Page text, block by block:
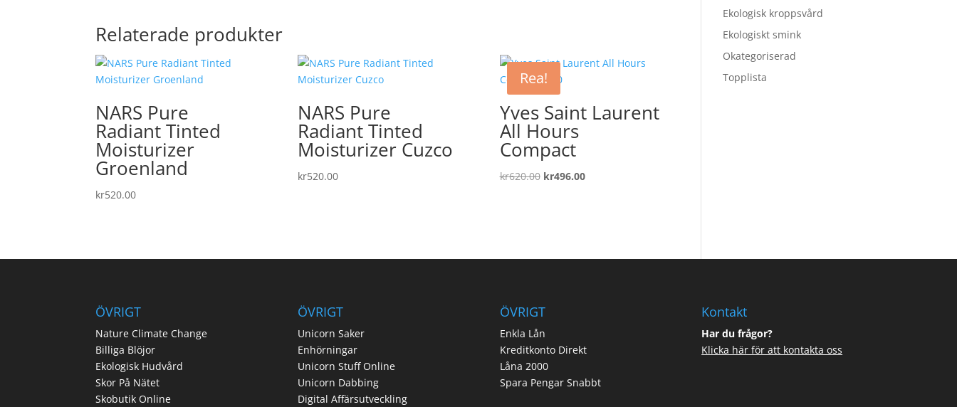
Relaterade produkter
NARS Pure
Radiant Tinted
Moisturizer
Groenland
kr520.00
NARS Pure
Radiant Tinted
Moisturizer Cuzco
kr520.00
Rea!
Yves Saint Laurent
All Hours
Compact
kr620.00 Det
kr496.00Det
Ekologisk kroppsvård
Ekologiskt smink
Okategoriserad
Topplista
ÖVRIGT
Nature Climate Change
Billiga Blöjor
Ekologisk Hudvård
Skor På Nätet
Skobutik Online
ÖVRIGT
Unicorn Saker
Enhörningar
Unicorn Stuff Online
Unicorn Dabbing
Digital Affärsutveckling
ÖVRIGT
Enkla Lån
Kreditkonto Direkt
Låna 2000
Spara Pengar Snabbt
Kontakt
Har du frågor?
Klicka här för att kontakta oss